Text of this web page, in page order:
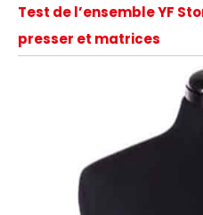
Test de l’ensemble YF
presser et matrices